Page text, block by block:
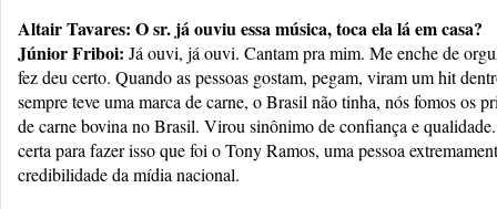
Altair Tavares: O sr. já ouviu essa música, toca ela lá em casa?
Júnior Friboi: Já ouvi, já ouvi. Cantam pra mim. Me enche de
fez deu certo. Quando as pessoas gostam, pegam, viram um hit
sempre teve uma marca de carne, o Brasil não tinha, nós fomos os
de carne bovina no Brasil. Virou sinônimo de confiança e qualidade.
certa para fazer isso que foi o Tony Ramos, uma pessoa
credibilidade da mídia nacional.